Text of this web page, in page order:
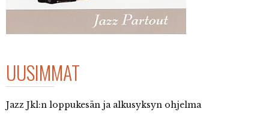
UUSIMMAT
Jazz Jkl:n loppukesän ja alkusyksyn ohjelma